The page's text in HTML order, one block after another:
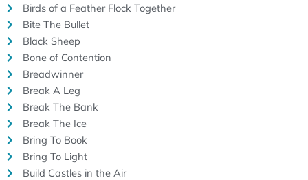
Birds of a Feather Flock Together
Bite The Bullet
Black Sheep
Bone of Contention
Breadwinner
Break A Leg
Break The Bank
Break The Ice
Bring To Book
Bring To Light
Build Castles in the Air